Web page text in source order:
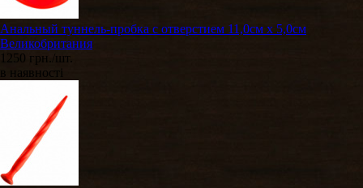
​Анальный туннель-пробка с отверстием 11,0см х 5,0см
Великобритания
1250 грн./шт.
в наявності